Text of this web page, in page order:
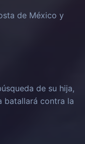
de México y
de su hija,
batallará contra la